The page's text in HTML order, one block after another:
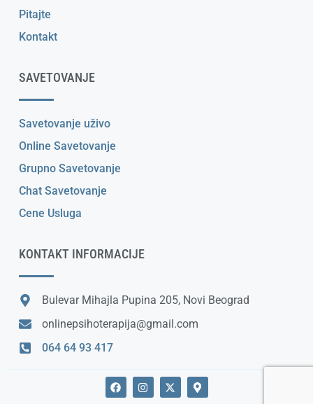
Pitajte
Kontakt
SAVETOVANJE
Savetovanje uživo
Online Savetovanje
Grupno Savetovanje
Chat Savetovanje
Cene Usluga
KONTAKT INFORMACIJE
Bulevar Mihajla Pupina 205, Novi Beograd
onlinepsihoterapija@gmail.com
064 64 93 417
F
a
I
n
X
-
M
a